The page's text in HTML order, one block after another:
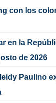
con los
en la
de 2026
Paulino